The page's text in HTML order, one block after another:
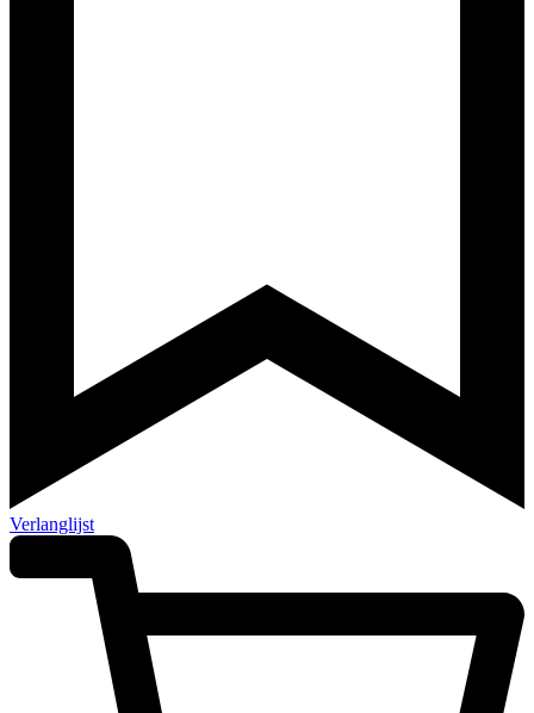
Verlanglijst